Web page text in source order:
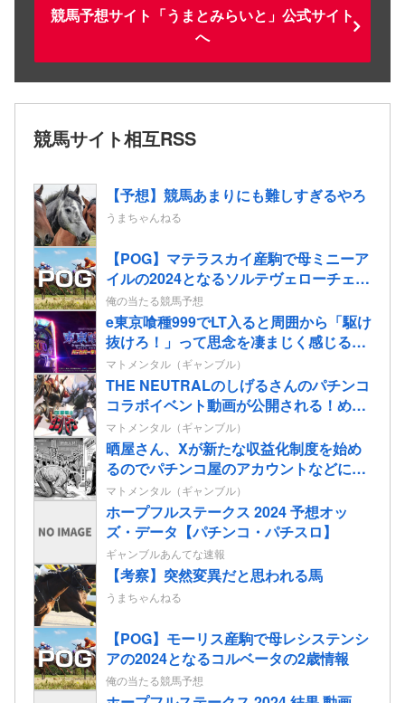
競馬予想サイト「うまとみらいと」公式サイト
へ
競馬サイト相互RSS
【予想】競馬あまりにも難しすぎるやろ
うまちゃんねる
【POG】マテラスカイ産駒で母ミニーア
イルの2024となるソルテヴェローチェの
2歳情報
俺の当たる競馬予想
e東京喰種999でLT入ると周囲から「駆け
抜けろ！」って思念を凄まじく感じる…
マトメンタル（ギャンブル）
THE NEUTRALのしげるさんのパチンコ
コラボイベント動画が公開される！めっ
ちゃ楽しそうだな！！！
マトメンタル（ギャンブル）
晒屋さん、Xが新たな収益化制度を始め
るのでパチンコ屋のアカウントなどに有
料会員になってほしいと懇願「自分を助
けてくれませんか」
マトメンタル（ギャンブル）
ホープフルステークス 2024 予想オッ
ズ・データ【パチンコ・パチスロ】
ギャンブルあんてな速報
【考察】突然変異だと思われる馬
うまちゃんねる
【POG】モーリス産駒で母レシステンシ
アの2024となるコルベータの2歳情報
俺の当たる競馬予想